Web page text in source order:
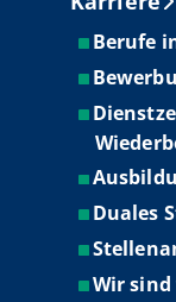
Berufe
Duales
Wir